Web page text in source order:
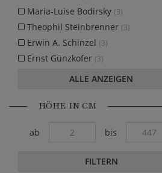
Maria-Luise Bodirsky (3)
Theophil Steinbrenner (3)
Erwin A. Schinzel (3)
Ernst Günzkofer (3)
ALLE ANZEIGEN
HÖHE IN CM
ab bis
FILTERN